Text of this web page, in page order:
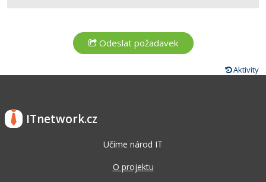
Aktivity
ITnetwork.cz
Učíme národ IT
O projektu